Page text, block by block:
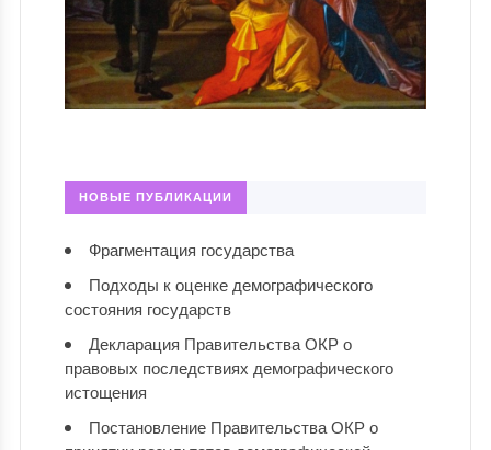
НОВЫЕ ПУБЛИКАЦИИ
Фрагментация государства
Подходы к оценке демографического
состояния государств
Декларация Правительства ОКР о
правовых последствиях демографического
истощения
Постановление Правительства ОКР о